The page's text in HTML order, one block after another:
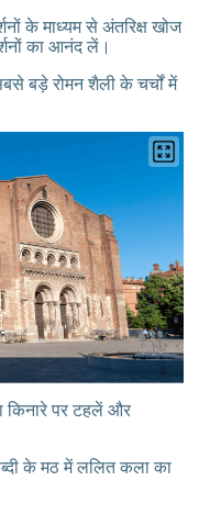
के माध्यम से अंतरिक्ष खोज
का आनंद लें।
बड़े रोमन शैली के चर्चों में
किनारे पर टहलें और
के मठ में ललित कला का